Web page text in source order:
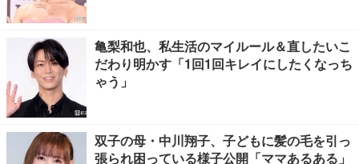
亀梨和也、私生活のマイルール＆直したいこ
だわり明かす「1回1回キレイにしたくなっち
ゃう」
双子の母・中川翔子、子どもに髪の毛を引っ
張られ困っている様子公開「ママあるある」